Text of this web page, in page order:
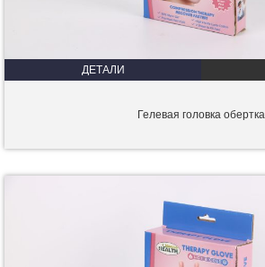
ДЕТАЛИ
Гелевая головка обертка